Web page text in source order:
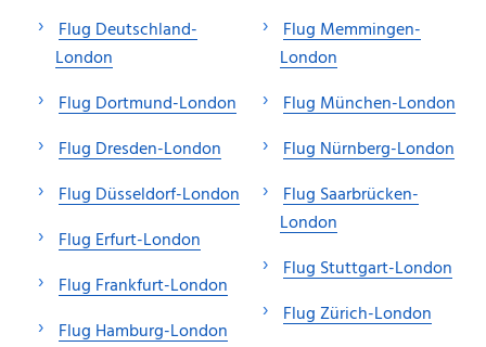
Flug Deutschland-
London
Flug Dortmund-London
Flug Dresden-London
Flug Düsseldorf-London
Flug Erfurt-London
Flug Frankfurt-London
Flug Hamburg-London
Flug Memmingen-
London
Flug München-London
Flug Nürnberg-London
Flug Saarbrücken-
London
Flug Stuttgart-London
Flug Zürich-London